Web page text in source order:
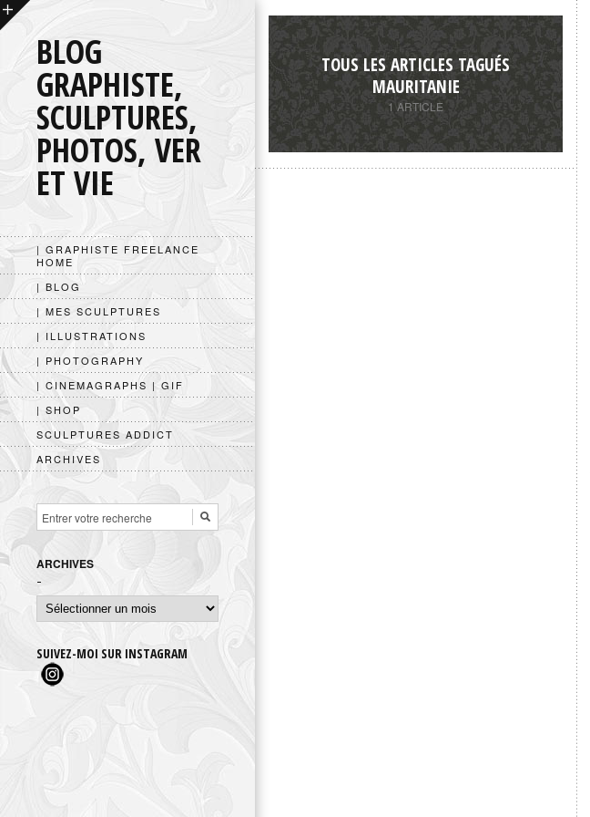
BLOG
GRAPHISTE,
SCULPTURES,
PHOTOS, VER
ET VIE
| GRAPHISTE FREELANCE
HOME
| BLOG
| MES SCULPTURES
| ILLUSTRATIONS
| PHOTOGRAPHY
| CINEMAGRAPHS | GIF
| SHOP
SCULPTURES ADDICT
ARCHIVES
ARCHIVES
Archives
SUIVEZ-MOI SUR INSTAGRAM
TOUS LES ARTICLES TAGUÉS
MAURITANIE
1 ARTICLE